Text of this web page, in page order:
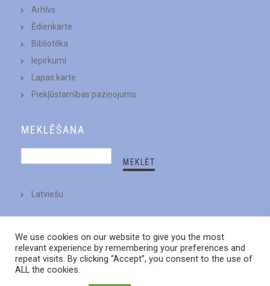
Arhīvs
Ēdienkarte
Bibliotēka
Iepirkumi
Lapas karte
Piekļūstamības paziņojums
MEKLĒŠANA
Latviešu
We use cookies on our website to give you the most
relevant experience by remembering your preferences and
repeat visits. By clicking “Accept”, you consent to the use of
ALL the cookies.